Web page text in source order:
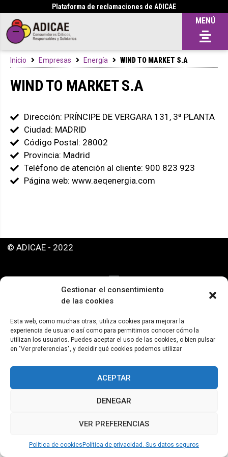
Gestionar el consentimiento
de las cookies
Esta web, como muchas otras, utiliza cookies para mejorar la
experiencia de usuario así como para permitirnos conocer cómo la
utilizan los usuarios. Puedes aceptar el uso de las cookies, o bien pulsar
en "Ver preferencias", y decidir qué cookies podemos utilizar
ACEPTAR
DENEGAR
VER PREFERENCIAS
Política de cookies Política de privacidad. Sus datos seguros
Plataforma de reclamaciones de ADICAE
MENÚ
Inicio Empresas Energía WIND TO MARKET S.A
WIND TO MARKET S.A
Dirección: PRÍNCIPE DE VERGARA 131, 3ª PLANTA
Ciudad: MADRID
Código Postal: 28002
Provincia: Madrid
Teléfono de atención al cliente: 900 823 923
Página web: www.aeqenergia.com
© ADICAE - 2022